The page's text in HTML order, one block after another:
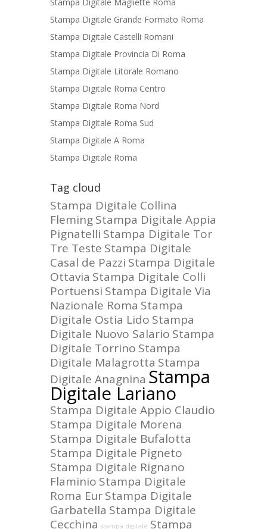
Stampa Digitale Grande Formato Roma
Stampa Digitale Castelli Romani
Stampa Digitale Provincia Di Roma
Stampa Digitale Litorale Romano
Stampa Digitale Roma Centro
Stampa Digitale Roma Nord
Stampa Digitale Roma Sud
Stampa Digitale A Roma
Stampa Digitale Roma
Tag cloud
Stampa Digitale Collina
FlemingStampa Digitale Appia
Pignatelli Stampa Digitale Tor
Tre Teste Stampa Digitale
Casal de Pazzi Stampa Digitale
Ottavia Stampa Digitale Colli
Portuensi Stampa Digitale Via
Nazionale Roma Stampa
Digitale Ostia Lido Stampa
Digitale Nuovo Salario Stampa
Digitale Torrino Stampa
Digitale Malagrotta Stampa
Digitale Anagnina Stampa
Digitale Lariano
Stampa Digitale Appio Claudio
Stampa Digitale Morena
Stampa Digitale Bufalotta
Stampa Digitale Pigneto
Stampa Digitale Rignano
Flaminio Stampa Digitale
Roma EurStampa Digitale
Garbatella Stampa Digitale
Cecchina stampa digitale Stampa